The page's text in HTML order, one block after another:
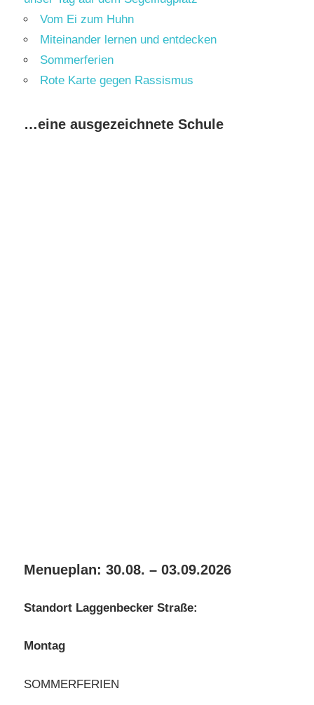
Vom Ei zum Huhn
Miteinander lernen und entdecken
Sommerferien
Rote Karte gegen Rassismus
…eine ausgezeichnete Schule
Menueplan: 30.08. – 03.09.2026
Standort Laggenbecker Straße:
Montag
SOMMERFERIEN